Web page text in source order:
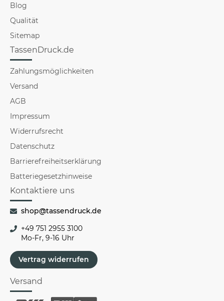
Blog
Qualität
Sitemap
TassenDruck.de
Zahlungsmöglichkeiten
Versand
AGB
Impressum
Widerrufsrecht
Datenschutz
Barrierefreiheitserklärung
Batteriegesetzhinweise
Kontaktiere uns
shop@tassendruck.de
+49 751 2955 3100
Mo-Fr, 9-16 Uhr
Vertrag widerrufen
Versand